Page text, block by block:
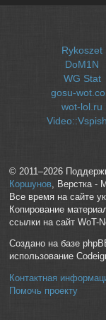
Rykoszet
DoM1N
WG Stat
gosu-
wot-lol.ru
© 2011–2026
Коршунов, Верстка -
Все время на сайте
Копирование
ссылки на сайт WoT-
Создано на базе
использование
Контактная
Помочь проекту